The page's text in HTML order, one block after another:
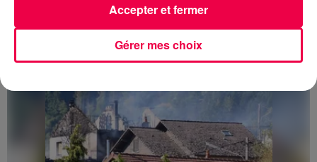
Gérer mes choix
Accepter et fermer